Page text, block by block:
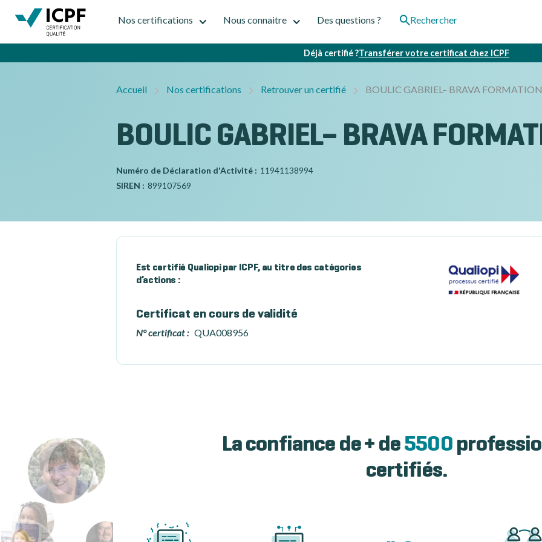
Nos certifications Nous connaitre Des questions ? Rechercher
Déjà certifié ?Transférer votre certificat chez ICPF
Accueil Nos certifications Retrouver un certifié BOULIC GABRIEL– BRAVA FORMATION
BOULIC GABRIEL– BRAVA
Numéro de Déclaration d'Activité : 11941138994
SIREN : 899107569
Est certifié Qualiopi par ICPF, au titre des catégories
d’actions :
Certificat en cours de validité
N° certificat : QUA008956
La confiance de + de 5500
certifiés.